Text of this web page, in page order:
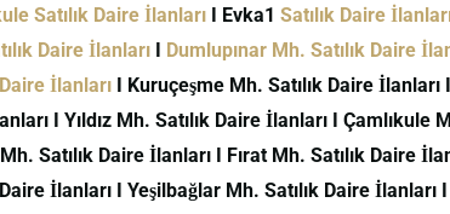
Satılık Daire İlanları I Evka1 Satılık Daire
Daire İlanları I Dumlupınar Mh. Satılık Daire
İlanları I Kuruçeşme Mh. Satılık Daire İlanları
I Yıldız Mh. Satılık Daire İlanları I Çamlıkule
Satılık Daire İlanları I Fırat Mh. Satılık Daire
İlanları I Yeşilbağlar Mh. Satılık Daire İlanları